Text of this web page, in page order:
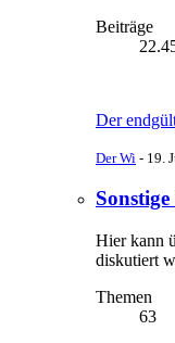
Beiträge
Der
Der Wi - 19.
Hier kann
diskutiert
Themen
63